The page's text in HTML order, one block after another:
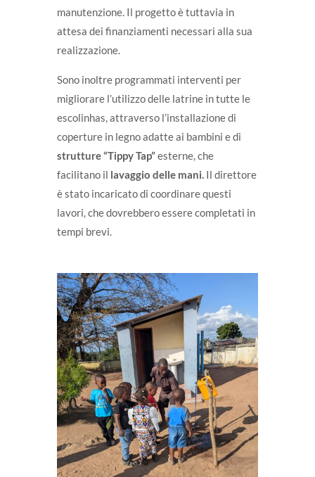
manutenzione. Il progetto è tuttavia in
attesa dei finanziamenti necessari alla sua
realizzazione.
Sono inoltre programmati interventi per
migliorare l’utilizzo delle latrine in tutte le
escolinhas, attraverso l’installazione di
coperture in legno adatte ai bambini e di
strutture “Tippy Tap”esterne, che
facilitano il lavaggio delle mani. Il direttore
è stato incaricato di coordinare questi
lavori, che dovrebbero essere completati in
tempi brevi.